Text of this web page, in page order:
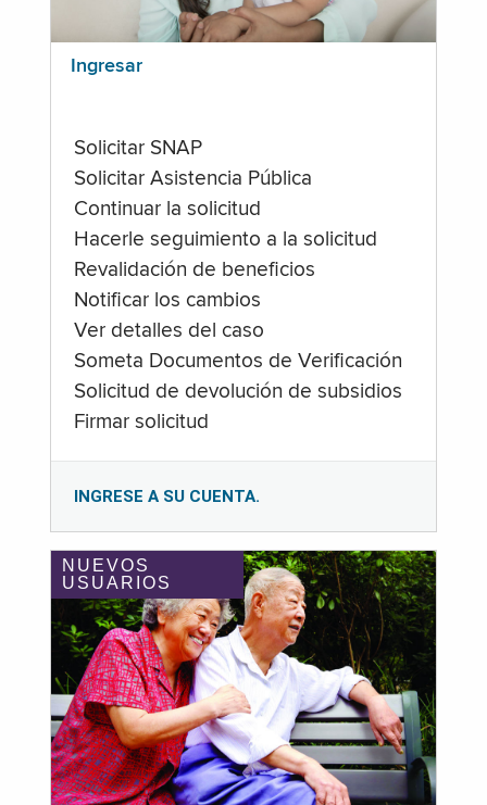
Ingresar
Solicitar SNAP
Solicitar Asistencia Pública
Continuar la solicitud
Hacerle seguimiento a la solicitud
Revalidación de beneficios
Notificar los cambios
Ver detalles del caso
Someta Documentos de Verificación
Solicitud de devolución de subsidios
Firmar solicitud
INGRESE A SU CUENTA.
NUEVOS
USUARIOS